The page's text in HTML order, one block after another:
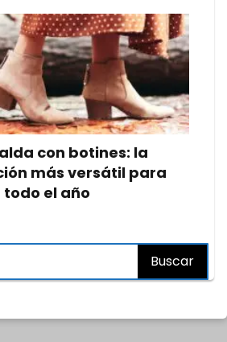
con botines: la
más versátil para
todo el año